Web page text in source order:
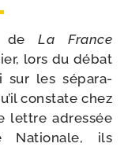
deLa France
lors du débat
sur les sépa­ra­
constate chez
lettre adres­sée
Nationale, ils